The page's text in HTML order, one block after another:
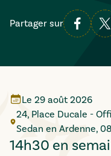
Partager sur
Le 29 août 2026
24, Place Ducale -
Sedan en Ardenne,
14h30 en